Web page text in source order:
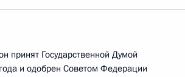
принят Государственной Думой
и одобрен Советом Федерации